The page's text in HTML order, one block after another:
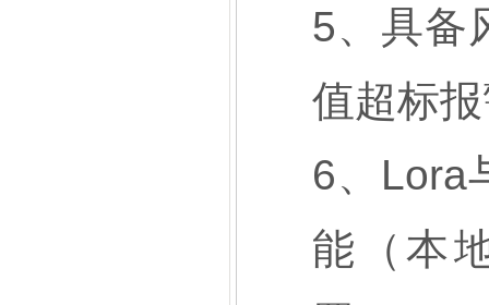
5、具备
值超标
6、Lora
能（本